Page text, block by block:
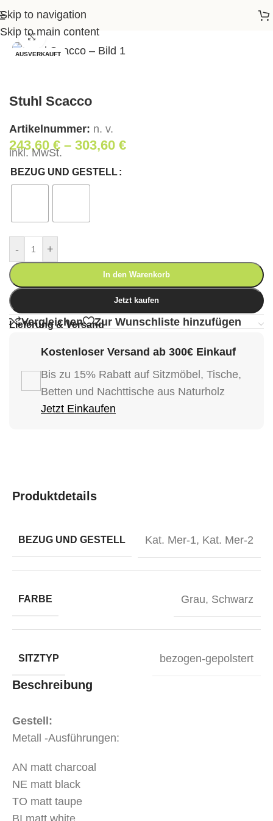
Skip to navigation
Skip to main content
Startseite>Shop>
AUSVERKAUFT
Klick zum Vergrößern
Stuhl Scacco
Artikelnummer: n. v.
243,60€ – 303,60 €
inkl. MwSt.
BEZUG UND GESTELL
- +
In den Warenkorb
Jetzt kaufen
Vergleichen Zur Wunschliste hinzufügen
Lieferung & Versand
Kostenloser Versand ab 300€ Einkauf
Bis zu 15% Rabatt auf Sitzmöbel, Tische,
Betten und Nachttische aus Naturholz
Jetzt Einkaufen
Produktdetails
BEZUG UND GESTELL Kat. Mer-1, Kat. Mer-2
FARBE Grau, Schwarz
SITZTYP bezogen-gepolstert
Beschreibung
Gestell:
Metall -Ausführungen:
AN matt charcoal
NE matt black
TO matt taupe
BI matt white